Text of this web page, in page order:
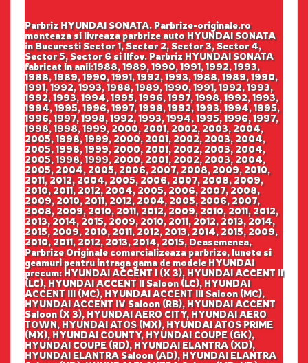
Parbriz HYUNDAI SONATA. Parbrize-originale.ro
monteaza si livreaza parbrize auto HYUNDAI SONATA
in Bucuresti Sector 1, Sector 2, Sector 3, Sector 4,
Sector 5, Sector 6 si Ilfov. Parbriz HYUNDAI SONATA
fabricat in anii:1988, 1989, 1990, 1991, 1992, 1993,
1988, 1989, 1990, 1991, 1992, 1993, 1988, 1989, 1990,
1991, 1992, 1993, 1988, 1989, 1990, 1991, 1992, 1993,
1992, 1993, 1994, 1995, 1996, 1997, 1998, 1992, 1993,
1994, 1995, 1996, 1997, 1998, 1992, 1993, 1994, 1995,
1996, 1997, 1998, 1992, 1993, 1994, 1995, 1996, 1997,
1998, 1998, 1999, 2000, 2001, 2002, 2003, 2004,
2005, 1998, 1999, 2000, 2001, 2002, 2003, 2004,
2005, 1998, 1999, 2000, 2001, 2002, 2003, 2004,
2005, 1998, 1999, 2000, 2001, 2002, 2003, 2004,
2005, 2004, 2005, 2006, 2007, 2008, 2009, 2010,
2011, 2012, 2004, 2005, 2006, 2007, 2008, 2009,
2010, 2011, 2012, 2004, 2005, 2006, 2007, 2008,
2009, 2010, 2011, 2012, 2004, 2005, 2006, 2007,
2008, 2009, 2010, 2011, 2012, 2009, 2010, 2011, 2012,
2013, 2014, 2015, 2009, 2010, 2011, 2012, 2013, 2014,
2015, 2009, 2010, 2011, 2012, 2013, 2014, 2015, 2009,
2010, 2011, 2012, 2013, 2014, 2015, Deasemenea,
Parbrize Originale comercializeaza parbrize, lunete si
geamuri pentru intraga gama de modele HYUNDAI
precum: HYUNDAI ACCENT I (X 3), HYUNDAI ACCENT II
(LC), HYUNDAI ACCENT II Saloon (LC), HYUNDAI
ACCENT III (MC), HYUNDAI ACCENT III Saloon (MC),
HYUNDAI ACCENT IV Saloon (RB), HYUNDAI ACCENT
Saloon (X 3), HYUNDAI AERO CITY, HYUNDAI AERO
TOWN, HYUNDAI ATOS (MX), HYUNDAI ATOS PRIME
(MX), HYUNDAI COUNTY, HYUNDAI COUPE (GK),
HYUNDAI COUPE (RD), HYUNDAI ELANTRA (XD),
HYUNDAI ELANTRA Saloon (AD), HYUNDAI ELANTRA